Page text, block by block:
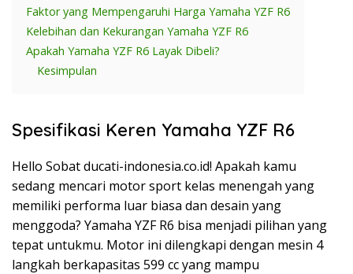
Faktor yang Mempengaruhi Harga Yamaha YZF R6
Kelebihan dan Kekurangan Yamaha YZF R6
Apakah Yamaha YZF R6 Layak Dibeli?
Kesimpulan
Spesifikasi Keren Yamaha YZF R6
Hello Sobat ducati-indonesia.co.id! Apakah kamu
sedang mencari motor sport kelas menengah yang
memiliki performa luar biasa dan desain yang
menggoda? Yamaha YZF R6 bisa menjadi pilihan yang
tepat untukmu. Motor ini dilengkapi dengan mesin 4
langkah berkapasitas 599 cc yang mampu